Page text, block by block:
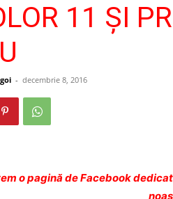
11 ŞI
- decembrie 8, 2016
o pagină de Facebook